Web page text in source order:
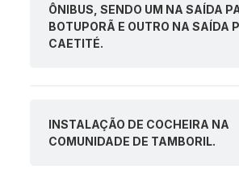
ÔNIBUS, SENDO UM NA SAÍDA
BOTUPORÃ E OUTRO NA SAÍDA
CAETITÉ.
INSTALAÇÃO DE COCHEIRA NA
COMUNIDADE DE TAMBORIL.